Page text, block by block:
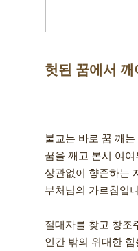
헛된 꿈에서
불교는 바로 꿈 깨
꿈을 깨고 본시 여
상관없이 향존하는
부처님의 가르침입
절대자를 찾고 창조
인간 밖의 위대한